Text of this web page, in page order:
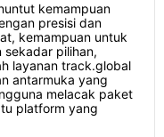
kemampuan
presisi dan
kemampuan untuk
pilihan,
layanan track.global
antarmuka yang
melacak paket
platform yang